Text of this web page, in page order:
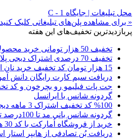
محل تبلیغات | جایگاه C - 1
« برای مشاهده پلن‌های تبلیغاتی کلیک
پربازدیدترین تخفیف‌های این هفته
تخفیف 50 هزار تومانی خرید محصولات پروتئینی اسنپ فود
تخفیف 70 درصدی اشتراک دیجی پلاس از دیجی کالا
15 هزار تومان کد تخفیف خرید نان از اسنپ فود
دریافت سیم کارت رایگان دانش
جت پات فیلیمو رو بچرخون و کد
گردونه شانس با ایرانسل
%100 کد تخفیف اشتراک 3 ماهه دیجی پلاس از دیجی کالا
گردونه شانس بانی مد تا 100درصد تخفیف
خرید از فروشگاه اُمارکت با کد 30 هزار تومانی اکالا
دریافت بُن تصادفی از هایپر